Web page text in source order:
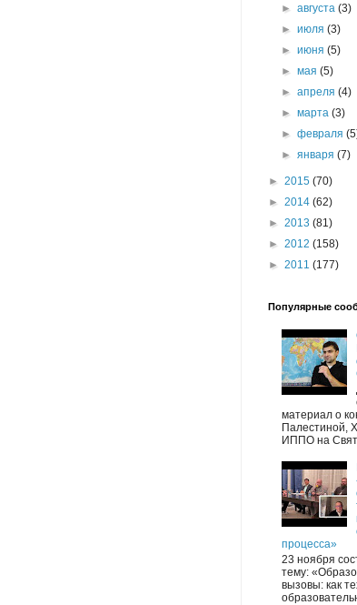
►августа(3)
►июля(3)
►июня(5)
►мая(5)
►апреля(4)
►марта(3)
►февраля
►января(7)
► 2015 (70)
► 2014 (62)
► 2013 (81)
► 2012 (158)
► 2011 (177)
Популярные
материал о
Палестиной,
ИППО на
процесса»
23 ноября
тему:
вызовы: как